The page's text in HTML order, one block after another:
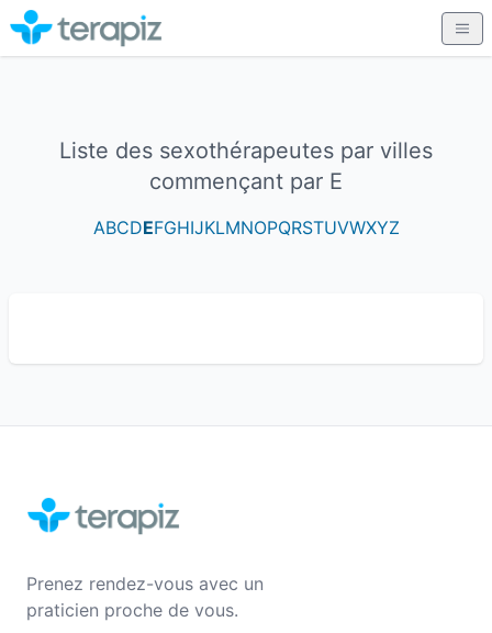
Liste des sexothérapeutes par villes
commençant par E
ABCDEFGHIJKLMNOPQRSTUVWXYZ
Prenez rendez-vous avec un
praticien proche de vous.